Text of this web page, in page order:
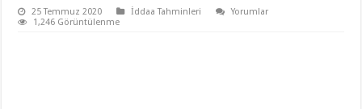
25 Temmuz 2020 İddaa Tahminleri
Yorumlar
1,246 Görüntülenme